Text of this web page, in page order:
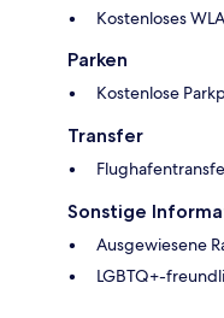
Kostenloses
Parken
Kostenlose
Transfer
Sonstige
Ausgewiesene
LGBTQ+-